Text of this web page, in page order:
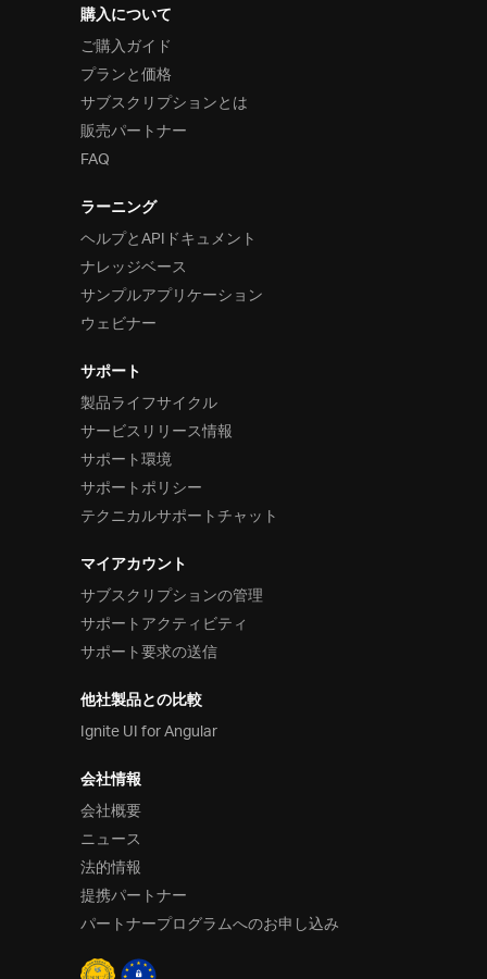
購入について
ご購入ガイド
プランと価格
サブスクリプションとは
販売パートナー
FAQ
ラーニング
ヘルプとAPIドキュメント
ナレッジベース
サンプルアプリケーション
ウェビナー
サポート
製品ライフサイクル
サービスリリース情報
サポート環境
サポートポリシー
テクニカルサポートチャット
マイアカウント
サブスクリプションの管理
サポートアクティビティ
サポート要求の送信
他社製品との比較
Ignite UI for Angular
会社情報
会社概要
ニュース
法的情報
提携パートナー
パートナープログラムへのお申し込み